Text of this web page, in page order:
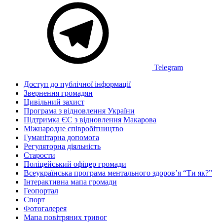
Telegram
Доступ до публічної інформації
Звернення громадян
Цивільний захист
Програма з відновлення України
Підтримка ЄС з відновлення Макарова
Міжнародне співробітництво
Гуманітарна допомога
Регуляторна діяльність
Старости
Поліцейський офіцер громади
Всеукраїнська програма ментального здоров’я “Ти як?”
Інтерактивна мапа громади
Геопортал
Спорт
Фотогалерея
Мапа повітряних тривог